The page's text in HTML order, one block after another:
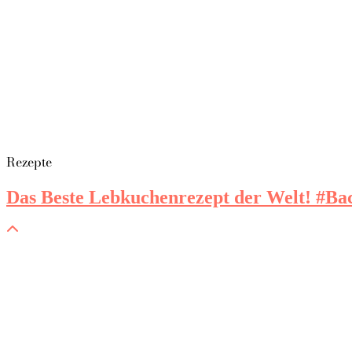
Rezepte
Das Beste Lebkuchenrezept der Welt!